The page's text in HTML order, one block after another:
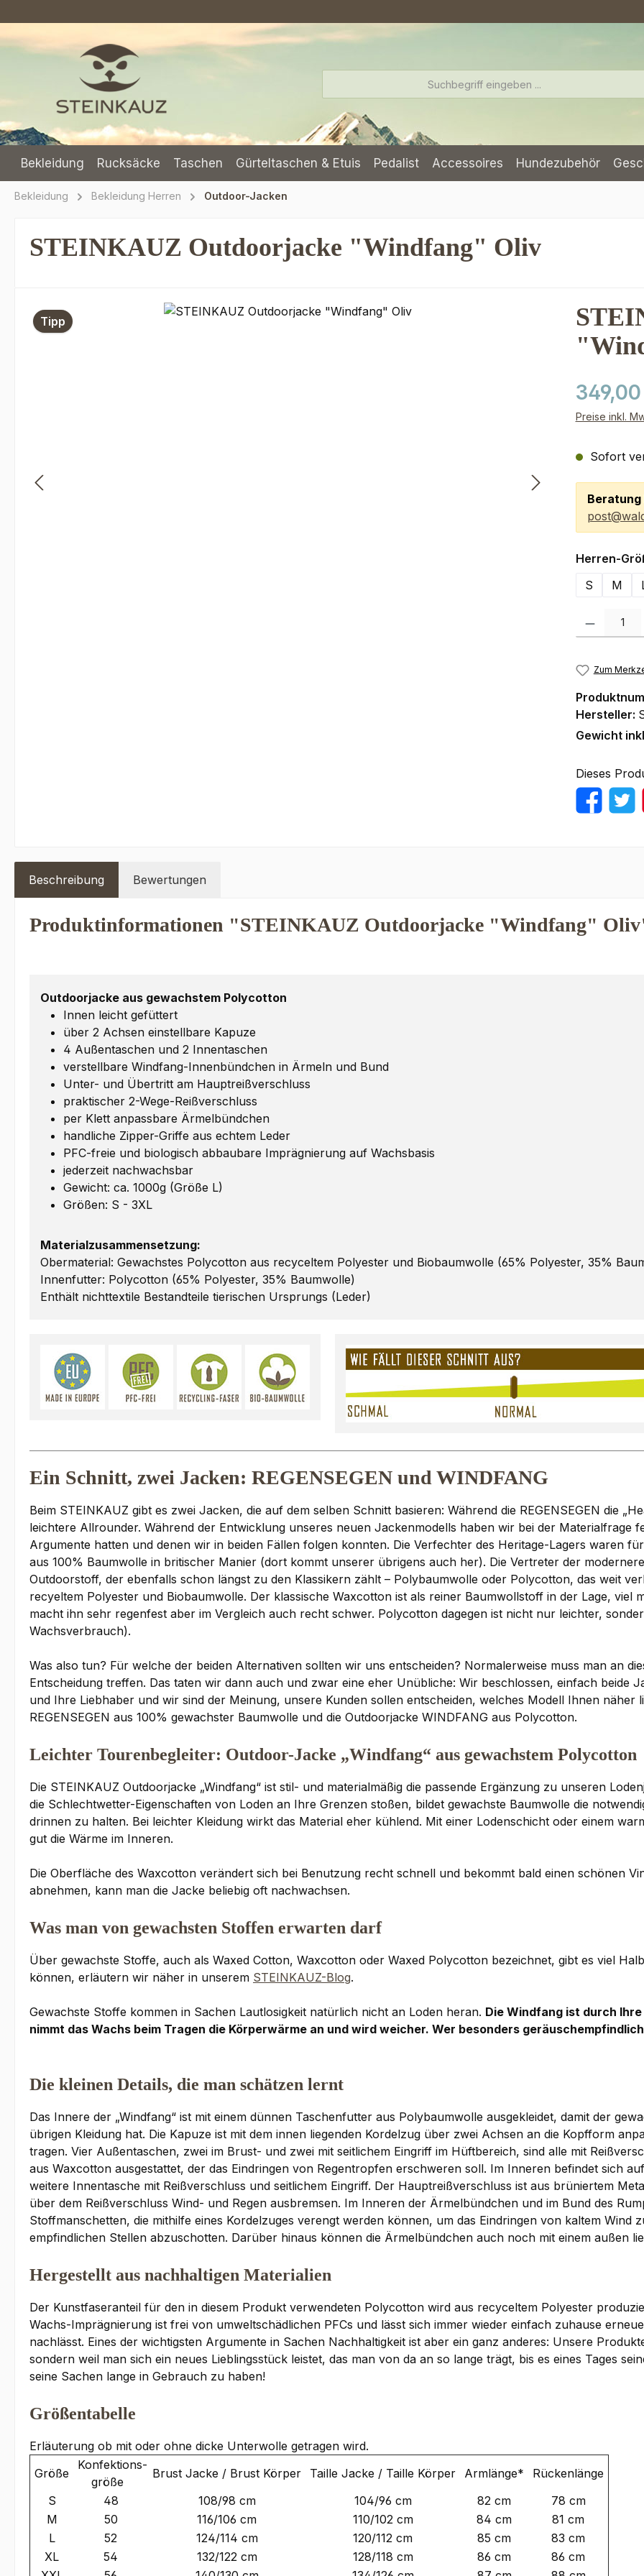
Bekleidung Rucksäcke Taschen Gürteltaschen & Etuis Pedalist Accessoires Hundezubehör
Bekleidung Bekleidung Herren Outdoor-Jacken
STEINKAUZ Outdoorjacke "Windfang" Oliv
Bildergalerie überspringen
Tipp
Preise inkl.
Sofort
Herren-
S
M
Produkt
Zum
Hersteller:
Gewicht
Dieses
Beschreibung Bewertungen
Produktinformationen "STEINKAUZ Outdoorjacke "Windfang"
Outdoorjacke aus gewachstem Polycotton
Innen leicht gefüttert
über 2 Achsen einstellbare Kapuze
4 Außentaschen und 2 Innentaschen
verstellbare Windfang-Innenbündchen in Ärmeln und Bund
Unter- und Übertritt am Hauptreißverschluss
praktischer 2-Wege-Reißverschluss
per Klett anpassbare Ärmelbündchen
handliche Zipper-Griffe aus echtem Leder
PFC-freie und biologisch abbaubare Imprägnierung auf Wachsbasis
jederzeit nachwachsbar
Gewicht: ca. 1000g (Größe L)
Größen: S - 3XL
Materialzusammensetzung:
Obermaterial: Gewachstes Polycotton aus recyceltem Polyester und Biobaumwolle (65% Polyester, 35%
Innenfutter: Polycotton (65% Polyester, 35% Baumwolle)
Enthält nichttextile Bestandteile tierischen Ursprungs (Leder)
Ein Schnitt, zwei Jacken: REGENSEGEN und WINDFANG
Beim STEINKAUZ gibt es zwei Jacken, die auf dem selben Schnitt basieren: Während die REGENSEGEN die
leichtere Allrounder. Während der Entwicklung unseres neuen Jackenmodells haben wir bei der Materialfrage
Argumente hatten und denen wir in beiden Fällen folgen konnten. Die Verfechter des Heritage-Lagers waren
aus 100% Baumwolle in britischer Manier (dort kommt unserer übrigens auch her). Die Vertreter der
Outdoorstoff, der ebenfalls schon längst zu den Klassikern zählt – Polybaumwolle oder Polycotton, das weit
recyeltem Polyester und Biobaumwolle. Der klassische Waxcotton ist als reiner Baumwollstoff in der Lage, viel
macht ihn sehr regenfest aber im Vergleich auch recht schwer. Polycotton dagegen ist nicht nur leichter,
Wachsverbrauch).
Was also tun? Für welche der beiden Alternativen sollten wir uns entscheiden? Normalerweise muss man an
Entscheidung treffen. Das taten wir dann auch und zwar eine eher Unübliche: Wir beschlossen, einfach beide
und Ihre Liebhaber und wir sind der Meinung, unsere Kunden sollen entscheiden, welches Modell Ihnen näher
REGENSEGEN aus 100% gewachster Baumwolle und die Outdoorjacke WINDFANG aus Polycotton.
Leichter Tourenbegleiter: Outdoor-Jacke „Windfang“ aus gewachstem Polycotton
Die STEINKAUZ Outdoorjacke „Windfang“ ist stil- und materialmäßig die passende Ergänzung zu unseren
die Schlechtwetter-Eigenschaften von Loden an Ihre Grenzen stoßen, bildet gewachste Baumwolle die
drinnen zu halten. Bei leichter Kleidung wirkt das Material eher kühlend. Mit einer Lodenschicht oder einem
gut die Wärme im Inneren.
Die Oberfläche des Waxcotton verändert sich bei Benutzung recht schnell und bekommt bald einen schönen
abnehmen, kann man die Jacke beliebig oft nachwachsen.
Was man von gewachsten Stoffen erwarten darf
Über gewachste Stoffe, auch als Waxed Cotton, Waxcotton oder Waxed Polycotton bezeichnet, gibt es viel
können, erläutern wir näher in unserem STEINKAUZ-Blog.
Gewachste Stoffe kommen in Sachen Lautlosigkeit natürlich nicht an Loden heran. Die Windfang ist durch
nimmt das Wachs beim Tragen die Körperwärme an und wird weicher. Wer besonders
Die kleinen Details, die man schätzen lernt
Das Innere der „Windfang“ ist mit einem dünnen Taschenfutter aus Polybaumwolle ausgekleidet, damit der
übrigen Kleidung hat. Die Kapuze ist mit dem innen liegenden Kordelzug über zwei Achsen an die Kopfform
tragen. Vier Außentaschen, zwei im Brust- und zwei mit seitlichem Eingriff im Hüftbereich, sind alle mit
aus Waxcotton ausgestattet, der das Eindringen von Regentropfen erschweren soll. Im Inneren befindet sich
weitere Innentasche mit Reißverschluss und seitlichem Eingriff. Der Hauptreißverschluss ist aus brüniertem
über dem Reißverschluss Wind- und Regen ausbremsen. Im Inneren der Ärmelbündchen und im Bund des
Stoffmanschetten, die mithilfe eines Kordelzuges verengt werden können, um das Eindringen von kaltem Wind
empfindlichen Stellen abzuschotten. Darüber hinaus können die Ärmelbündchen auch noch mit einem außen
Hergestellt aus nachhaltigen Materialien
Der Kunstfaseranteil für den in diesem Produkt verwendeten Polycotton wird aus recyceltem Polyester
Wachs-Imprägnierung ist frei von umweltschädlichen PFCs und lässt sich immer wieder einfach zuhause
nachlässt. Eines der wichtigsten Argumente in Sachen Nachhaltigkeit ist aber ein ganz anderes: Unsere
sondern weil man sich ein neues Lieblingsstück leistet, das man von da an so lange trägt, bis es eines Tages
seine Sachen lange in Gebrauch zu haben!
Größentabelle
Erläuterung ob mit oder ohne dicke Unterwolle getragen wird.
Größe
Konfektions-
größe
Brust Jacke / Brust Körper Taille Jacke / Taille Körper Armlänge*
Rückenlänge
S
48 108/98 cm 104/96 cm 82 cm
78 cm
M
50 116/106 cm 110/102 cm 84 cm
81 cm
L
52 124/114 cm 120/112 cm 85 cm
83 cm
XL
54 132/122 cm 128/118 cm 86 cm
86 cm